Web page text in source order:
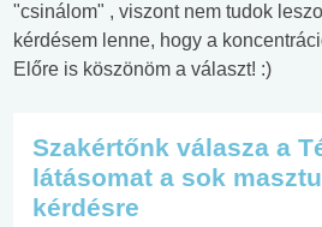
"csinálom" , viszont nem tudok
kérdésem lenne, hogy a
Előre is köszönöm a választ! :)
Szakértőnk válasza a
látásomat a sok
kérdésre